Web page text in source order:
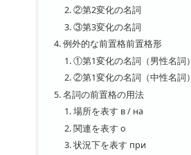
②第2変化の名詞
③第3変化の名詞
例外的な前置格前置格形
①第1変化の名詞（男性名詞）
②第1変化の名詞（中性名詞）
名詞の前置格の用法
場所を表す в / на
関連を表す о
状況下を表す при